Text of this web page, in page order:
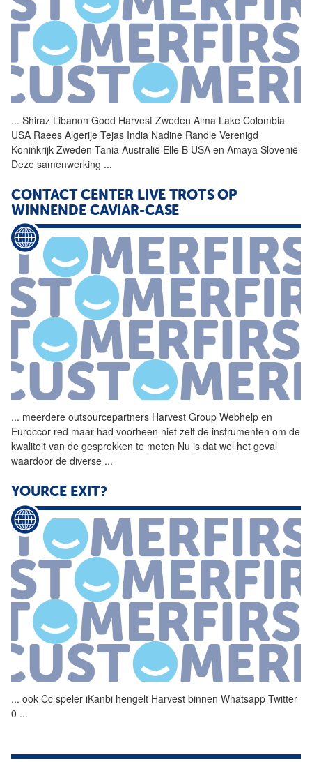
... Shiraz Libanon Good Harvest Zweden Alma Lake Colombia
USA Raees Algerije Tejas India Nadine Randle Verenigd
Koninkrijk Zweden Tania Australië Elle B USA en Amaya Slovenië
Deze samenwerking ...
CONTACT CENTER LIVE TROTS OP
WINNENDE CAVIAR-CASE
... meerdere outsourcepartners Harvest Group Webhelp en
Euroccor red maar had voorheen niet zelf de instrumenten om de
kwaliteit van de gesprekken te meten Nu is dat wel het geval
waardoor de diverse ...
YOURCE EXIT?
... ook Cc speler iKanbi hengelt Harvest binnen Whatsapp Twitter
0 ...